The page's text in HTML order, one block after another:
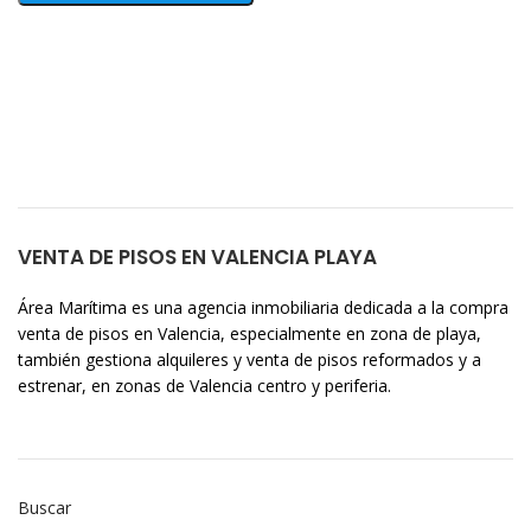
VENTA DE PISOS EN VALENCIA PLAYA
Área Marítima es una agencia inmobiliaria dedicada a la compra
venta de pisos en Valencia, especialmente en zona de playa,
también gestiona alquileres y venta de pisos reformados y a
estrenar, en zonas de Valencia centro y periferia.
Buscar